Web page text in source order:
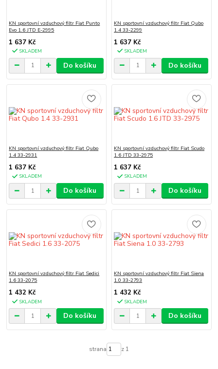
KN sportovní vzduchový filtr Fiat Punto
Evo 1.6 JTD E-2995
1 637 Kč
SKLADEM
Do košíku
KN sportovní vzduchový filtr Fiat Qubo
1.4 33-2299
1 637 Kč
SKLADEM
Do košíku
KN sportovní vzduchový filtr Fiat Qubo
1.4 33-2931
1 637 Kč
SKLADEM
Do košíku
KN sportovní vzduchový filtr Fiat Scudo
1.6 JTD 33-2975
1 637 Kč
SKLADEM
Do košíku
KN sportovní vzduchový filtr Fiat Sedici
1.6 33-2075
1 432 Kč
SKLADEM
Do košíku
KN sportovní vzduchový filtr Fiat Siena
1.0 33-2793
1 432 Kč
SKLADEM
Do košíku
strana z 1